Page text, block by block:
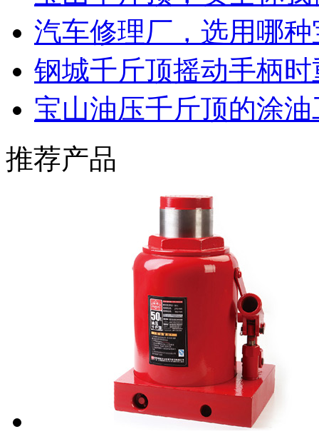
汽车修理厂，选用哪
钢城千斤顶摇动手柄
宝山油压千斤顶的涂
推荐产品